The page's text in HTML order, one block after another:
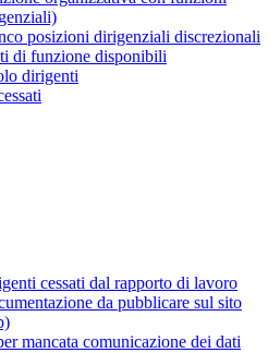
posizioni dirigenziali discrezionali
di funzione disponibili
dirigenti
cessati dal rapporto di lavoro
da pubblicare sul sito
mancata comunicazione dei dati